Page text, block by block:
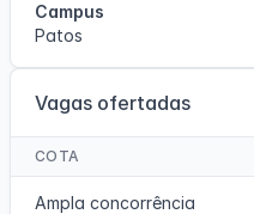
Campus
Patos
Vagas ofertadas
COTA
Ampla concorrência